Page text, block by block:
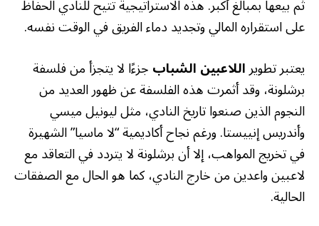
ثم بيعها بمبالغ أكبر. هذه الاستراتيجية تتيح للنادي الحفاظ
على استقراره المالي وتجديد دماء الفريق في الوقت نفسه.
يعتبر تطويراللاعبين الشبابجزءًا لا يتجزأ من فلسفة
برشلونة، وقد أثمرت هذه الفلسفة عن ظهور العديد من
النجوم الذين صنعوا تاريخ النادي، مثل ليونيل ميسي
وأندريس إنييستا. ورغم نجاح أكاديمية “لا ماسيا” الشهيرة
في تخريج المواهب، إلا أن برشلونة لا يتردد في التعاقد مع
لاعبين واعدين من خارج النادي، كما هو الحال مع الصفقات
الحالية.